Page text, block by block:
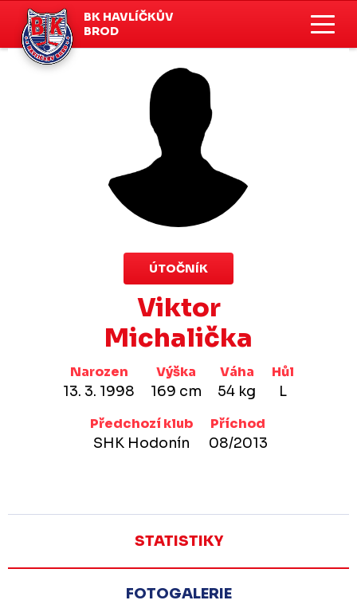
BK HAVLÍČKŮV
BROD
ÚTOČNÍK
Viktor
Michalička
Narozen
13. 3. 1998
Výška
169 cm
Váha
54 kg
Hůl
L
Předchozí klub
SHK Hodonín
Příchod
08/2013
STATISTIKY
FOTOGALERIE